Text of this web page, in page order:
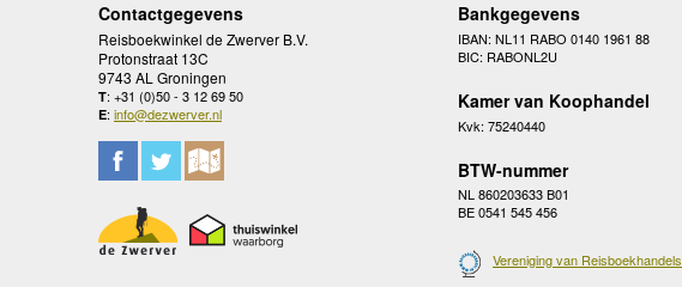
Contactgegevens
Reisboekwinkel de Zwerver B.V.
Protonstraat 13C
9743 AL Groningen
T: +31 (0)50 - 3 12 69 50
E: info@dezwerver.nl
Bankgegevens
IBAN: NL11 RABO 0140 1961 88
BIC: RABONL2U
Kamer van Koophandel
Kvk: 75240440
BTW-nummer
NL 860203633 B01
BE 0541 545 456
Vereniging van Reisboekhandels